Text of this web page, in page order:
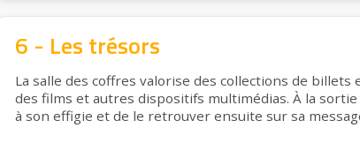
6 - Les trésors
La salle des coffres valorise des collections de
des films et autres dispositifs multimédias. À la
à son effigie et de le retrouver ensuite sur sa